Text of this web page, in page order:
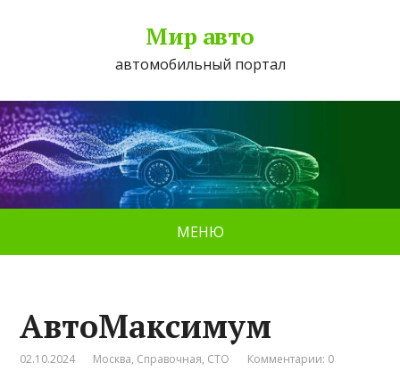
Мир авто
автомобильный портал
МЕНЮ
АвтоМаксимум
02.10.2024 Москва, Справочная, СТО Комментарии: 0